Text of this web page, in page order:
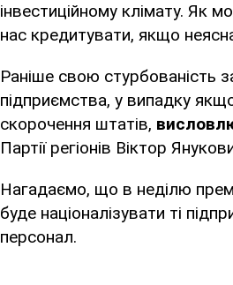
інвестиційному клімату. Як
нас кредитувати, якщо
Раніше свою стурбованість
підприємства, у випадку
скорочення штатів,
Партії регіонів Віктор
Нагадаємо, що в неділю
буде націоналізувати ті
персонал.